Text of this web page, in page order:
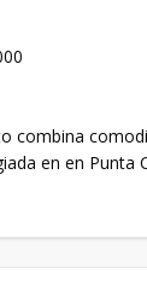
combina
en en Punta